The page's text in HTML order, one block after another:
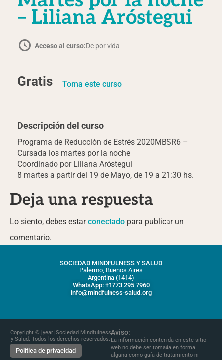
– Liliana Aróstegui
Acceso al curso:De por vida
Gratis Toma este curso
Descripción del curso
Programa de Reducción de Estrés 2020MBSR6 –
Cursada los martes por la noche
Coordinado por Liliana Aróstegui
8 martes a partir del 19 de Mayo, de 19 a 21:30 hs.
Deja una respuesta
Lo siento, debes estarconectado para publicar un
comentario.
SOCIEDAD MINDFULNESS Y SALUD
Palermo, Buenos Aires
Argentina (1414)
WhatsApp: +1773 295 7960
info@mindfulness-salud.org
Copyright © [year] Sociedad Mindfulness
y Salud. Todos los derechos reservados.
Política de privacidad
Aviso:
La información contenida en este sitio
web no debe ser tomada en forma
alguna como guía de tratamiento ni